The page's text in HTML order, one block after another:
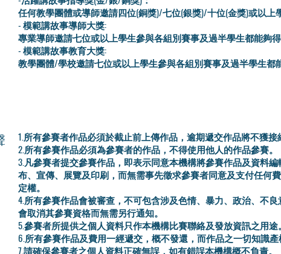
任何教學團體或導師邀請四位(銅獎)/七位(銀獎)/十位(金獎)或以上
- 模範講故事導師大獎:
專業導師邀請七位或以上學生參與各組別賽事及過半學生都能夠
- 模範講故事教育大獎:
教學團體/學校邀請七位或以上學生參與各組別賽事及過半學生都
1.所有參賽者作品必須於截止前上傳作品，逾期遞交作品將不獲接
2.所有參賽作品必須為參賽者的作品，不得使用他人的作品參賽。
3.凡參賽者提交參賽作品，即表示同意本機構將參賽作品及資料
布、宣傳、展覽及印刷，而無需事先徵求參賽者同意及支付任何
定權。
4.所有參賽作品會被審查，不可包含涉及色情、暴力、政治、不
會取消其參賽資格而無需另行通知。
5.參賽者所提供之個人資料只作本機構比賽聯絡及發放資訊之用途。
6.所有參賽作品及費用一經遞交，概不發還，而作品之一切知識產
7.請確保參賽者之個人資料正確無誤，如有錯誤本機構概不負責。